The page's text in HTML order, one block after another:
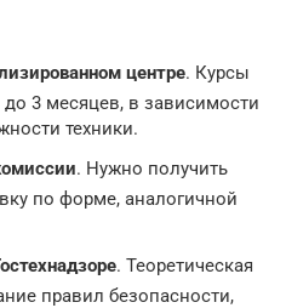
центре. Курсы
3 месяцев, в зависимости
техники.
. Нужно получить
по форме, аналогичной
. Теоретическая
правил безопасности,